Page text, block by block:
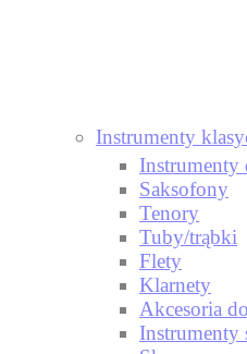
Instrumenty
Instrumenty
Saksofony
Tenory
Tuby/trąbki
Flety
Klarnety
Akcesoria
Instrumenty